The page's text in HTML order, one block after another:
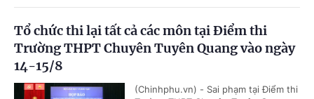
Tổ chức thi lại tất cả các môn tại Điểm thi
Trường THPT Chuyên Tuyên Quang vào ngày
14-15/8
(Chinhphu.vn) - Sai phạm tại Điểm thi